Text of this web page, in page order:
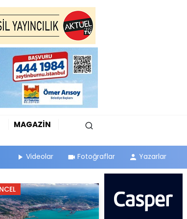
MAGAZİN
Videolar Fotoğraflar Yazarlar